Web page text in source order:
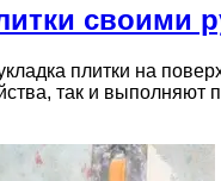
своими
плитки на
так и выполняют